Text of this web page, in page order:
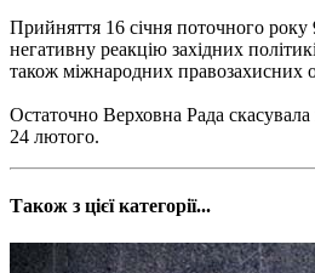
Прийняття 16 січня поточного року
негативну реакцію західних
також міжнародних правозахисних
Остаточно Верховна Рада скасувала
24 лютого.
Також з цієї категорії...